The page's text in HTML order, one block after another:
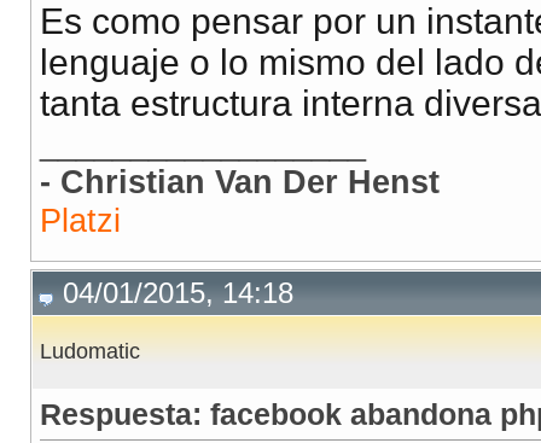
Es como pensar por un
lenguaje o lo mismo del lado
tanta estructura interna
- Christian Van Der Henst
Platzi
04/01/2015, 14:18
Ludomatic
Respuesta: facebook abandona